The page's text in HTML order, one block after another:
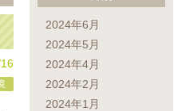
2024年6月
2024年5月
2024年4月
2024年2月
2024年1月